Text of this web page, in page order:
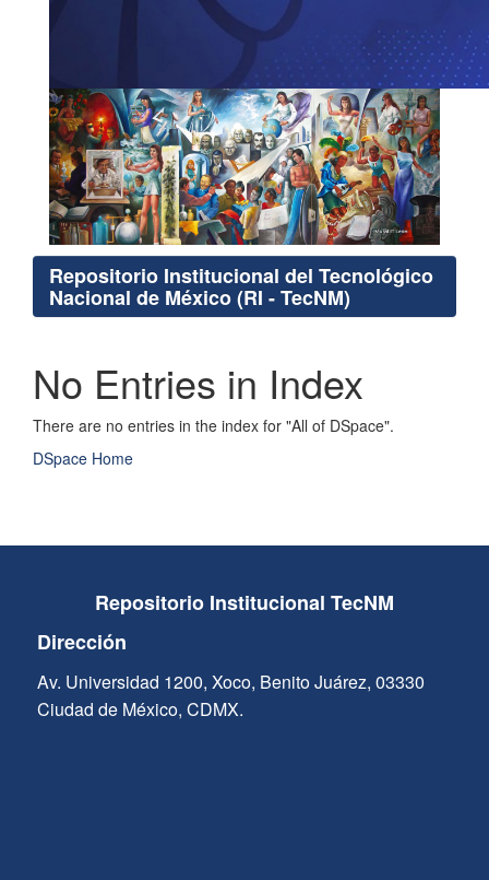
Repositorio Institucional del Tecnológico
Nacional de México (RI - TecNM)
No Entries in Index
There are no entries in the index for "All of DSpace".
DSpace Home
Repositorio Institucional TecNM
Dirección
Av. Universidad 1200, Xoco, Benito Juárez, 03330
Ciudad de México, CDMX.